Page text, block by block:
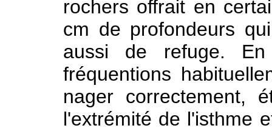
rochers offrait en
cm de profondeurs
aussi de refuge.
fréquentions
nager correctement,
l'extrémité de l'isthme